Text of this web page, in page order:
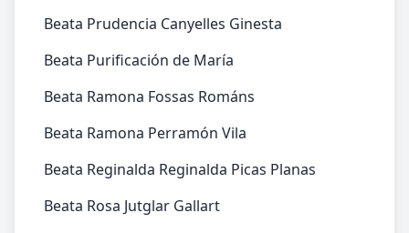
Beata Prudencia Canyelles Ginesta
Beata Purificación de María
Beata Ramona Fossas Románs
Beata Ramona Perramón Vila
Beata Reginalda Reginalda Picas Planas
Beata Rosa Jutglar Gallart